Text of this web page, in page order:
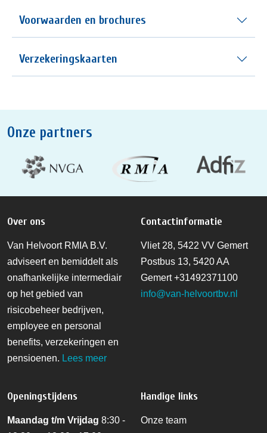
Voorwaarden en brochures
Verzekeringskaarten
Onze partners
Over ons
Van Helvoort RMIA B.V.
adviseert en bemiddelt als
onafhankelijke intermediair
op het gebied van
risicobeheer bedrijven,
employee en personal
benefits, verzekeringen en
pensioenen. Lees meer
Contactinformatie
Vliet 28, 5422 VV Gemert
Postbus 13, 5420 AA
Gemert+31492371100
info@van-helvoortbv.nl
Openingstijdens
Maandag t/m Vrijdag 8:30 -
Handige links
Onze team